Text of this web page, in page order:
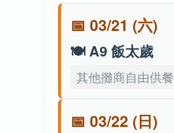
📅 03/21 (六)
🍽️ A9 飯太歲
其他攤商自由供餐
📅 03/22 (日)